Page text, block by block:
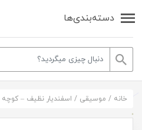
دسته‌بندی‌ها
خانه / موسیقی / اسفندیار نظیف – کوچه